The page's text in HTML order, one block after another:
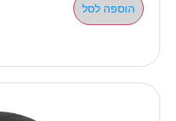
הוספה לסל